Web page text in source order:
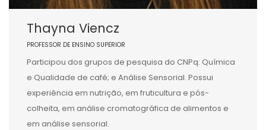
Thayna Viencz
PROFESSOR DE ENSINO SUPERIOR
Participou dos grupos de pesquisa do CNPq: Química
e Qualidade de café; e Análise Sensorial. Possui
experiência em nutrição, em fruticultura e pós-
colheita, em análise cromatográfica de alimentos e
em análise sensorial.